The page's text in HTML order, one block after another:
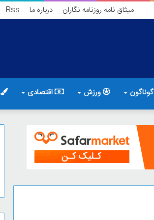
میثاق نامه روزنامه نگاران درباره ما Rss
گوناگون ورزش اقتصادی